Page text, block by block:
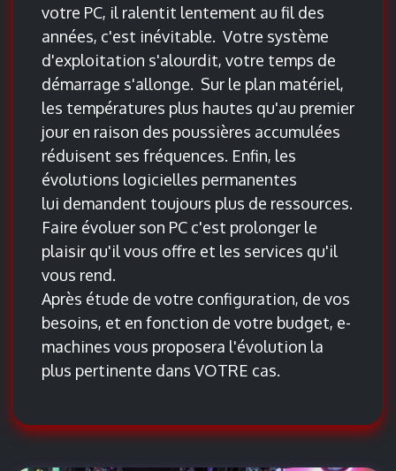
votre PC, il ralentit lentement au fil des
années, c'est inévitable. Votre système
d'exploitation s'alourdit, votre temps de
démarrage s'allonge. Sur le plan matériel,
les températures plus hautes qu'au premier
jour en raison des poussières accumulées
réduisent ses fréquences. Enfin, les
évolutions logicielles permanentes
lui demandent toujours plus de ressources.
Faire évoluer son PC c'est prolonger le
plaisir qu'il vous offre et les services qu'il
vous rend.
Après étude de votre configuration, de vos
besoins, et en fonction de votre budget, e-
machines vous proposera l'évolution la
plus pertinente dans VOTRE cas.